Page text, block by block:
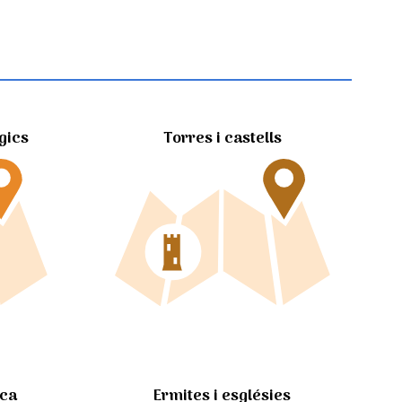
Torres i castells
Ermites i esglésies